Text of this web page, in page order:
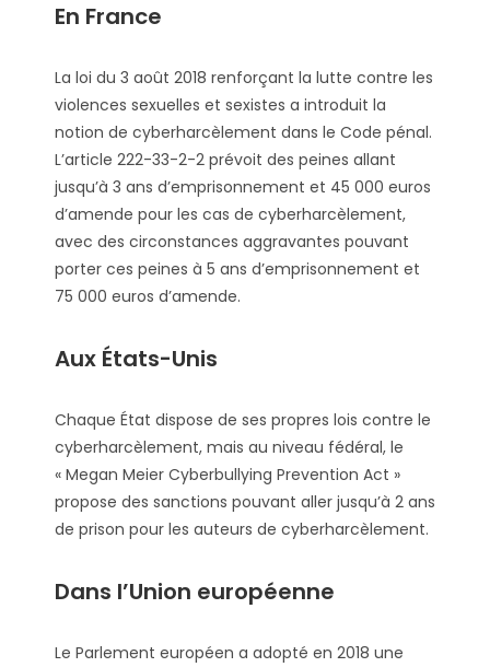
En France
La loi du 3 août 2018 renforçant la lutte contre les
violences sexuelles et sexistes a introduit la
notion de cyberharcèlement dans le Code pénal.
L’article 222-33-2-2 prévoit des peines allant
jusqu’à 3 ans d’emprisonnement et 45 000 euros
d’amende pour les cas de cyberharcèlement,
avec des circonstances aggravantes pouvant
porter ces peines à 5 ans d’emprisonnement et
75 000 euros d’amende.
Aux États-Unis
Chaque État dispose de ses propres lois contre le
cyberharcèlement, mais au niveau fédéral, le
« Megan Meier Cyberbullying Prevention Act »
propose des sanctions pouvant aller jusqu’à 2 ans
de prison pour les auteurs de cyberharcèlement.
Dans l’Union européenne
Le Parlement européen a adopté en 2018 une